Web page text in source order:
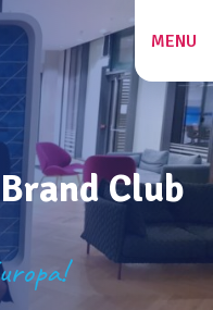
ZOEKEN
MENU
Club